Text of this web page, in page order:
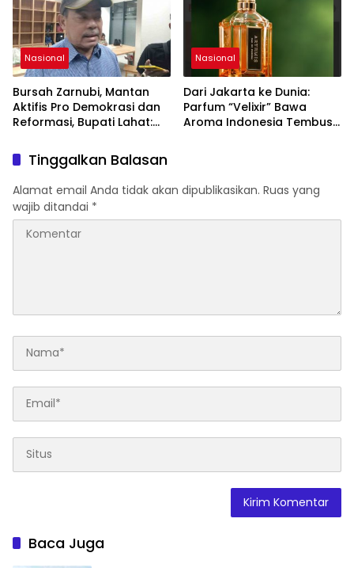
Nasional
Bursah Zarnubi, Mantan
Aktifis Pro Demokrasi dan
Reformasi, Bupati Lahat:
Inspiratif yang Konsisten
Memperjuangkan
Demokrasi, Keadilan, dan
Nilai-nilai Kemanusiaan
melalui Gerakan Sosial
maupun Karya Sastra.
Nasional
Dari Jakarta ke Dunia:
Parfum “Velixir” Bawa
Aroma Indonesia Tembus
Tinggalkan Balasan
Alamat email Anda tidak akan dipublikasikan. Ruas yang
wajib ditandai *
Baca Juga